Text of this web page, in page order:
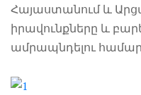
Հայաստանում և
իրավունքները և
ամրապնդելու համար